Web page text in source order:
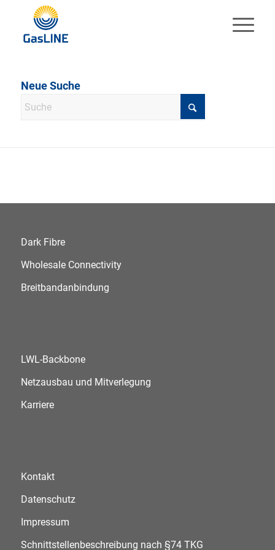
Neue Suche
Dark Fibre
Wholesale Connectivity
Breitbandanbindung
LWL-Backbone
Netzausbau und Mitverlegung
Karriere
Kontakt
Datenschutz
Impressum
Schnittstellenbeschreibung nach §74 TKG